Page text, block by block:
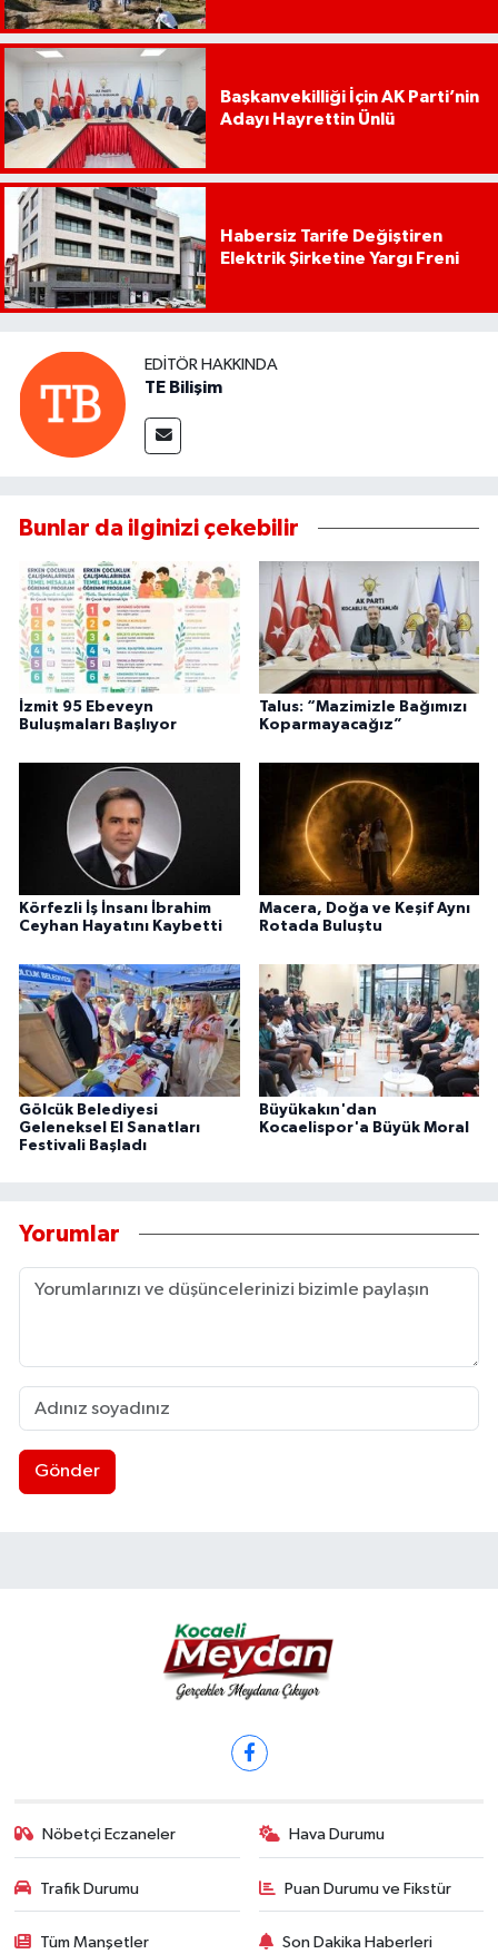
Başkanvekilliği İçin AK Parti’nin
Adayı Hayrettin Ünlü
Habersiz Tarife Değiştiren
Elektrik Şirketine Yargı Freni
EDITÖR HAKKINDA
TE Bilişim
Bunlar da ilginizi çekebilir
İzmit 95 Ebeveyn
Buluşmaları Başlıyor
Talus: “Mazimizle Bağımızı
Koparmayacağız”
Körfezli İş İnsanı İbrahim
Ceyhan Hayatını Kaybetti
Macera, Doğa ve Keşif Aynı
Rotada Buluştu
Gölcük Belediyesi
Geleneksel El Sanatları
Festivali Başladı
Büyükakın'dan
Kocaelispor'a Büyük Moral
Yorumlar
Gönder
Nöbetçi Eczaneler Hava Durumu
Trafik Durumu Puan Durumu ve Fikstür
Tüm Manşetler Son Dakika Haberleri